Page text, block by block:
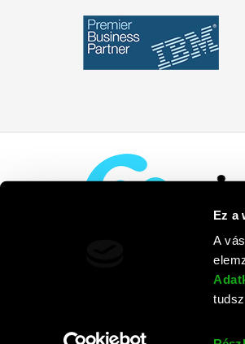
Ez a
A